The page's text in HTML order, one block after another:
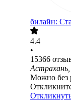
билайн:
4.4
•
15366
Можно без